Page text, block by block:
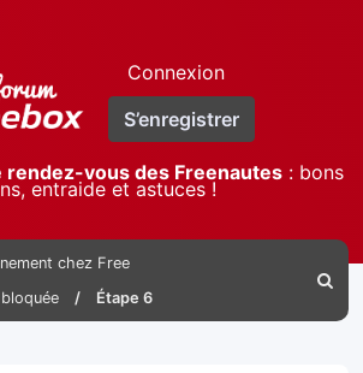
Connexion
S’enregistrer
rendez-vous des Freenautes: bons
entraide et astuces !
chez Free
Étape 6